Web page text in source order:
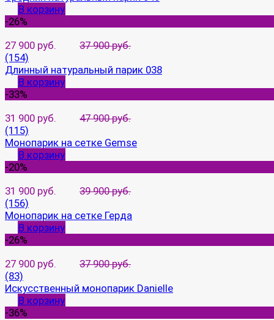
В корзину
-26%
27 900 руб.
37 900 руб.
(154)
Длинный натуральный парик 038
В корзину
-33%
31 900 руб.
47 900 руб.
(115)
Монопарик на сетке Gemse
В корзину
-20%
31 900 руб.
39 900 руб.
(156)
Монопарик на сетке Герда
В корзину
-26%
27 900 руб.
37 900 руб.
(83)
Искусственный монопарик Danielle
В корзину
-36%